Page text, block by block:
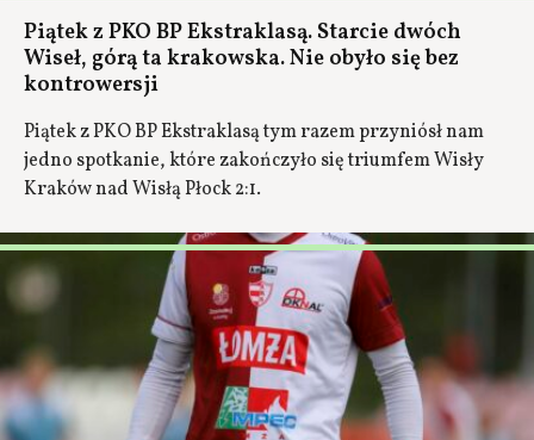
Piątek z PKO BP Ekstraklasą. Starcie dwóch
Wiseł, górą ta krakowska. Nie obyło się bez
kontrowersji
Piątek z PKO BP Ekstraklasą tym razem przyniósł nam
jedno spotkanie, które zakończyło się triumfem Wisły
Kraków nad Wisłą Płock 2:1.